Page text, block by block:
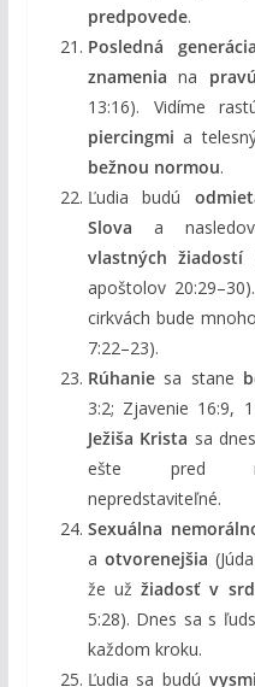
predpovede.
Posledná generácia
znamenia na
13:16). Vidíme
piercingmi a
bežnou normou.
Ľudia budú
Slova a
vlastných žiadostí
apoštolov 20:29–30).
cirkvách bude mnoho
7:22–23).
Rúhaniesa stane
3:2; Zjavenie 16:9,
Ježiša Krista sa
ešte pred
nepredstaviteľné.
Sexuálna
a otvorenejšia
že užžiadosť v
5:28). Dnes sa s
každom kroku.
Ľudia sa budú